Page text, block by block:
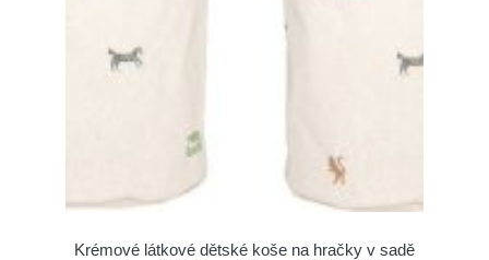
Krémové látkové dětské koše na hračky v sadě